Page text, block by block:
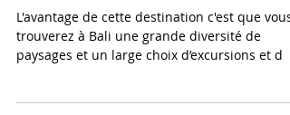
Comment préparer votre voyage ?
L'avantage de cette destination c'est que vous
paysages et un large choix d’excursions et d